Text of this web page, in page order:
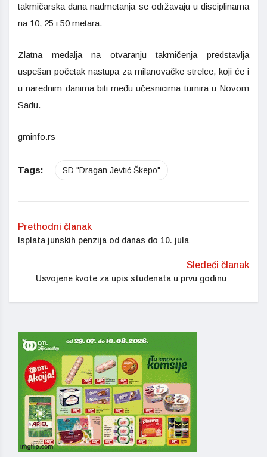
takmičarska dana nadmetanja se održavaju u disciplinama
na 10, 25 i 50 metara.
Zlatna medalja na otvaranju takmičenja predstavlja
uspešan početak nastupa za milanovačke strelce, koji će i
u narednim danima biti među učesnicima turnira u Novom
Sadu.
gminfo.rs
Tags: SD "Dragan Jevtić Škepo"
Prethodni članak
Isplata junskih penzija od danas do 10. jula
Sledeći članak
Usvojene kvote za upis studenata u prvu godinu